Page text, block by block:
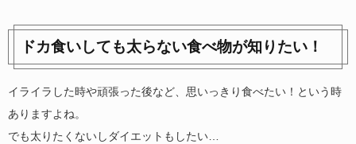
ドカ食いしても太らない食べ物が知りたい！
イライラした時や頑張った後など、思いっきり食べたい！という時
ありますよね。
でも太りたくないしダイエットもしたい…